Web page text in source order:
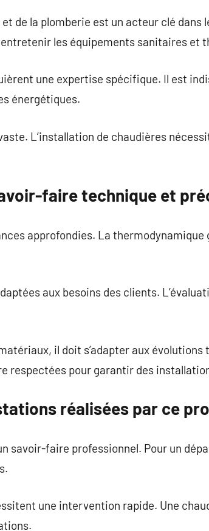
de la plomberie est un acteur clé
les équipements sanitaires et
une expertise spécifique. Il est
énergétiques.
L’installation de chaudières
faire technique et
approfondies. La
aux besoins des clients.
il doit s’adapter aux
respectées pour garantir des
réalisées par ce
savoir-faire professionnel. Pour un
une intervention rapide. Une